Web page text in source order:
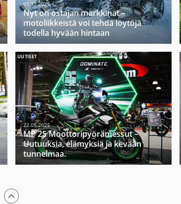
01.12.2025
Nyt on ostajan markkinat –
motoliikkeistä voi tehdä löytöjä
todella hyvään hintaan
UUTISET
22.05.2025
MP 25 Moottoripyörämessut –
Uutuuksia, elämyksiä ja kevään
tunnelmaa.